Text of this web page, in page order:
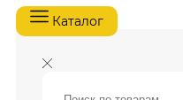
Каталог